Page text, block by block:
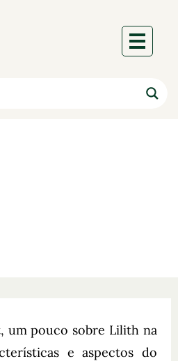
um pouco sobre Lilith na
e aspectos do